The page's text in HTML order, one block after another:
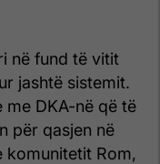
në fund të vitit
jashtë sistemit.
me DKA-në që të
për qasjen në
komunitetit Rom,